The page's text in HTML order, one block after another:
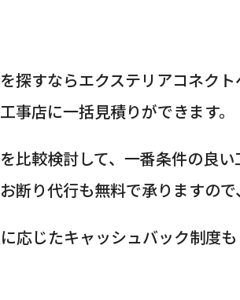
探すならエクステリアコネクト
事店に一括見積りができます。
比較検討して、一番条件の良
断り代行も無料で承りますの
応じたキャッシュバック制度